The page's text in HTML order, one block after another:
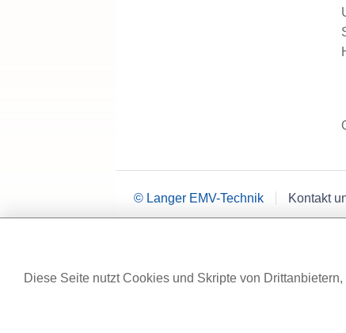
© Langer EMV-Technik Kontakt
Diese Seite nutzt Cookies und Skripte von